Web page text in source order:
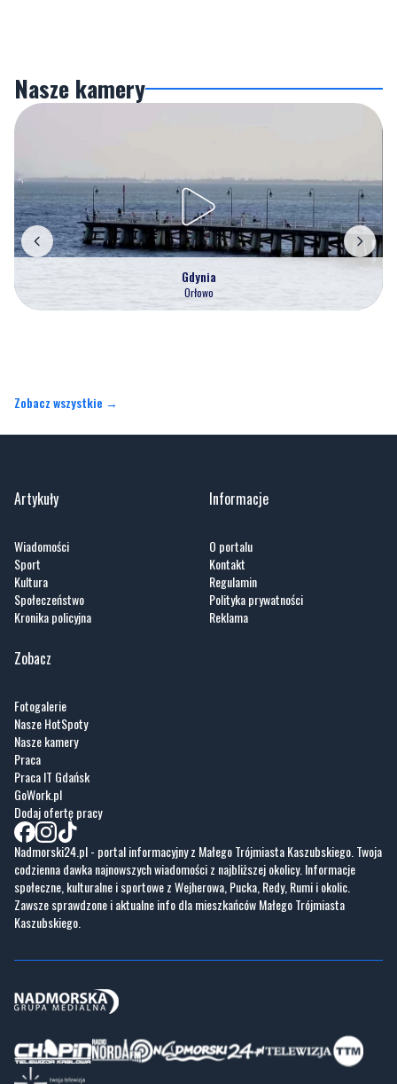
Gdynia
Orłowo
Artykuły
Sport
Kronika policyjna
Informacje
Kontakt
Reklama
Zobacz
Nasze HotSpoty
Praca IT Gdańsk
GoWork.pl
Dodaj ofertę pracy
Nadmorski24.pl - portal informacyjny z Małego Trójmiasta Kaszubskiego. Twoja
codzienna dawka najnowszych wiadomości z najbliższej okolicy. Informacje
społeczne, kulturalne i sportowe z Wejherowa, Pucka, Redy, Rumi i okolic.
Zawsze sprawdzone i aktualne info dla mieszkańców Małego Trójmiasta
Kaszubskiego.
Copyrights © Nadmorski24.pl 2026 r.
Projekt i wykonaniePixlab.pl